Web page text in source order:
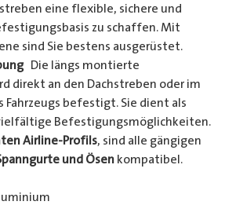
eine flexible, sichere und
zu schaffen. Mit
sind Sie bestens ausgerüstet.
Die längs montierte
direkt an den Dachstreben oder im
Fahrzeugs befestigt. Sie dient als
Befestigungsmöglichkeiten.
Airline-Profils, sind alle gängigen
und Ösenkompatibel.